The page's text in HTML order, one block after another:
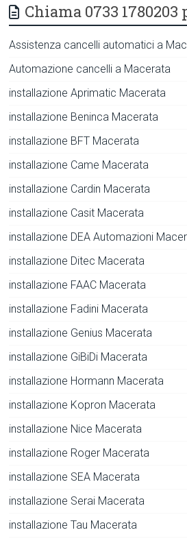
Chiama 0733 1780203
Assistenza cancelli automatici a
Automazione cancelli a Macerata
installazione Aprimatic Macerata
installazione Beninca Macerata
installazione BFT Macerata
installazione Came Macerata
installazione Cardin Macerata
installazione Casit Macerata
installazione DEA Automazioni
installazione Ditec Macerata
installazione FAAC Macerata
installazione Fadini Macerata
installazione Genius Macerata
installazione GiBiDi Macerata
installazione Hormann Macerata
installazione Kopron Macerata
installazione Nice Macerata
installazione Roger Macerata
installazione SEA Macerata
installazione Serai Macerata
installazione Tau Macerata